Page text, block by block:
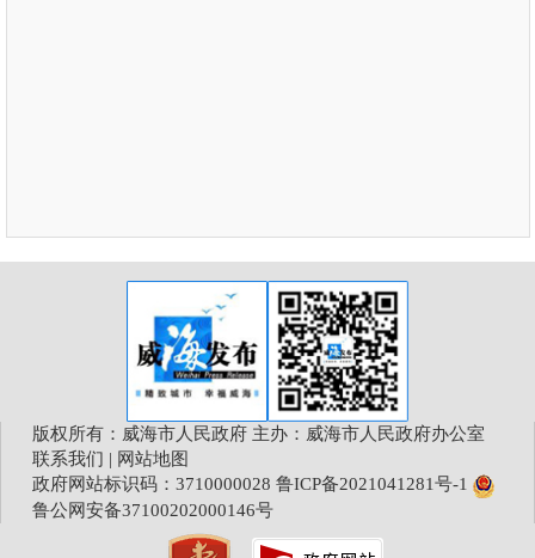
版权所有：威海市人民政府 主办：威海市人民政府办公室
联系我们 | 网站地图
政府网站标识码：3710000028 鲁ICP备2021041281号-1
鲁公网安备37100202000146号